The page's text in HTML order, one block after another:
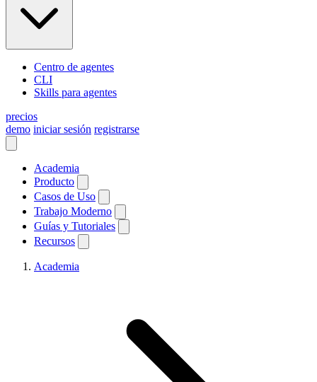
Centro de agentes
CLI
Skills para agentes
precios
demo iniciar sesión registrarse
Academia
Producto
Casos de Uso
Trabajo Moderno
Guías y Tutoriales
Recursos
Academia